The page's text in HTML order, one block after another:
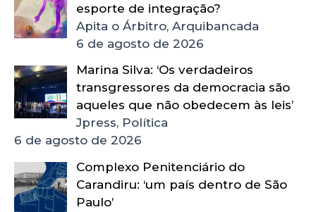
esporte de integração?
Apita o Árbitro, Arquibancada
6 de agosto de 2026
Marina Silva: ‘Os verdadeiros
transgressores da democracia são
aqueles que não obedecem às leis’
Jpress, Política
6 de agosto de 2026
Complexo Penitenciário do
Carandiru: ‘um país dentro de São
Paulo’